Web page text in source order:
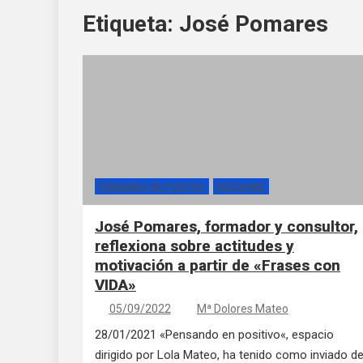
Etiqueta: José Pomares
PENSANDO EN POSITIVO SECCIONES
José Pomares, formador y consultor,
reflexiona sobre actitudes y
motivación a partir de «Frases con
VIDA»
05/09/2022 Mª Dolores Mateo
28/01/2021 «Pensando en positivo«, espacio
dirigido por Lola Mateo, ha tenido como inviado de